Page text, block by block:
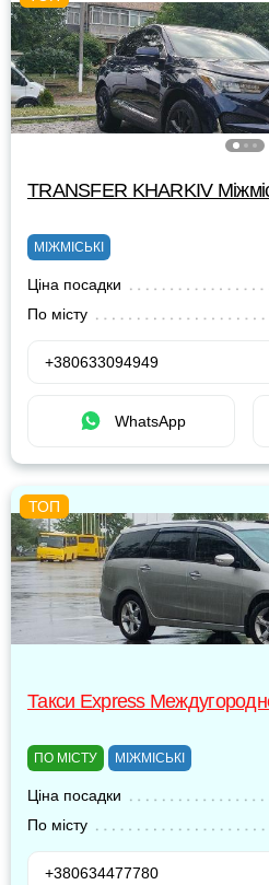
TRANSFER KHARKIV
МІЖМІСЬКІ
Ціна посадки
По місту
+380633094949
WhatsApp
Такси Express
ПО МІСТУ МІЖМІСЬКІ
Ціна посадки
По місту
+380634477780